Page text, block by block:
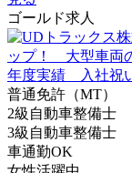
ゴールド求人
普通免許（MT）
2級自動車整備士
3級自動車整備士
車通勤OK